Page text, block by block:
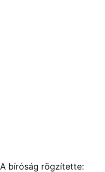
A bíróság rögzítette: